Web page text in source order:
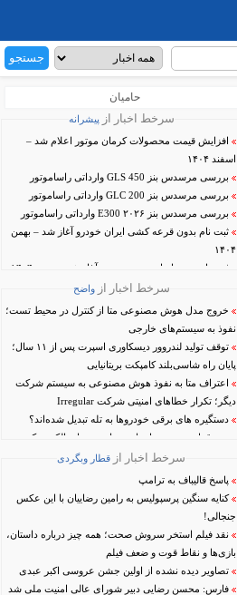
حامیان
سرخط اخبار از
پیشرانه
افزایش قیمت محصولات کرمان موتور اعلام شد –
اسفند ۱۴۰۴
بررسی مرسدس بنز GLS 450 وارداتی راساموتور
بررسی مرسدس بنز GLC 200 وارداتی راساموتور
بررسی مرسدس بنز E300 ۲۰۲۶ وارداتی راساموتور
ثبت نام بدون قرعه کشی ایران خودرو آغاز شد – بهمن
۱۴۰۴
ثبت نام جدید ایران خودرو مجدد آغاز شد – بهمن ۱۴۰۴
سرخط اخبار ازواضح
خروج مدل هوش مصنوعی متا از کنترل در محیط تست؛
نفوذ به سیستم‌های خارجی
توقف تولید لندروور دیسکاوری اسپرت پس از ۱۱ سال؛
پایان راه شاسی‌بلند کامپکت بریتانیایی
اعتراف متا به نفوذ هوش مصنوعی به سیستم شرکت
دیگر؛ تکرار خطاهای امنیتی شرکت Irregular
دستگیره‌ های برقی خودروها به تله تبدیل شده‌اند؟
تدوین قوانین جدید برای ایمن‌سازی درهای الکترونیکی
کشف شگفت‌انگیز پژوهشگران: داروی ویاگرا مانع از
گسترش و متاستاز سرطان می‌شود
کشف شگفت‌انگیز پزشکان: داروهای معروف لاغری
خطر ابتلا به بیماری‌های کشنده را کاهش می‌دهند
سرخط اخبار از قطار وبگردی
پاسخ قالیباف به ترامپ
کنایه سنگین پرسپولیس به رامین رضاییان با این عکس
جنجالی!
نقد فیلم استخر سروش صحت؛ همه چیز درباره داستان،
بازی‌ها و نقاط قوت و ضعف فیلم
تصاویر دیده نشده از اولین جشن عروسی اکبر عبدی
فارس: محسن رضایی دبیر شورای عالی امنیت ملی شد